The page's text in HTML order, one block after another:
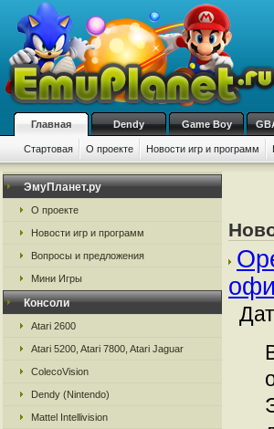
Главная Dendy Game Boy
Стартовая О проекте Новости игр и программ
ЭмуПланет.ру
О проекте
Новости игр и программ
Вопросы и предложения
Мини Игры
Консоли
Atari 2600
Atari 5200, Atari 7800, Atari Jaguar
ColecoVision
Dendy (Nintendo)
Mattel Intellivision